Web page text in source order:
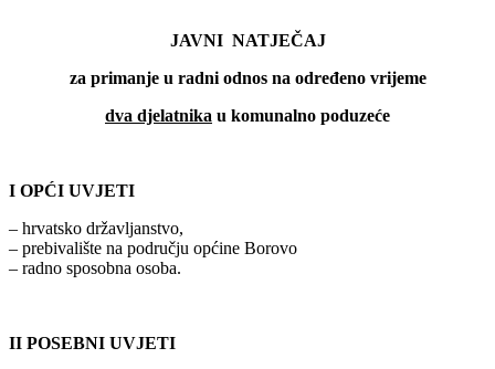
JAVNI NATJEČAJ
za primanje u radni odnos na određeno vrijeme
dva djelatnika u komunalno poduzeće
I OPĆI UVJETI
– hrvatsko državljanstvo,
– prebivalište na području općine Borovo
– radno sposobna osoba.
II POSEBNI UVJETI